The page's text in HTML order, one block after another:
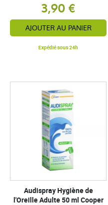
3,90 €
AJOUTER AU PANIER
Expédié sous 24h
Audispray Hygiène de
l'Oreille Adulte 50 ml Cooper